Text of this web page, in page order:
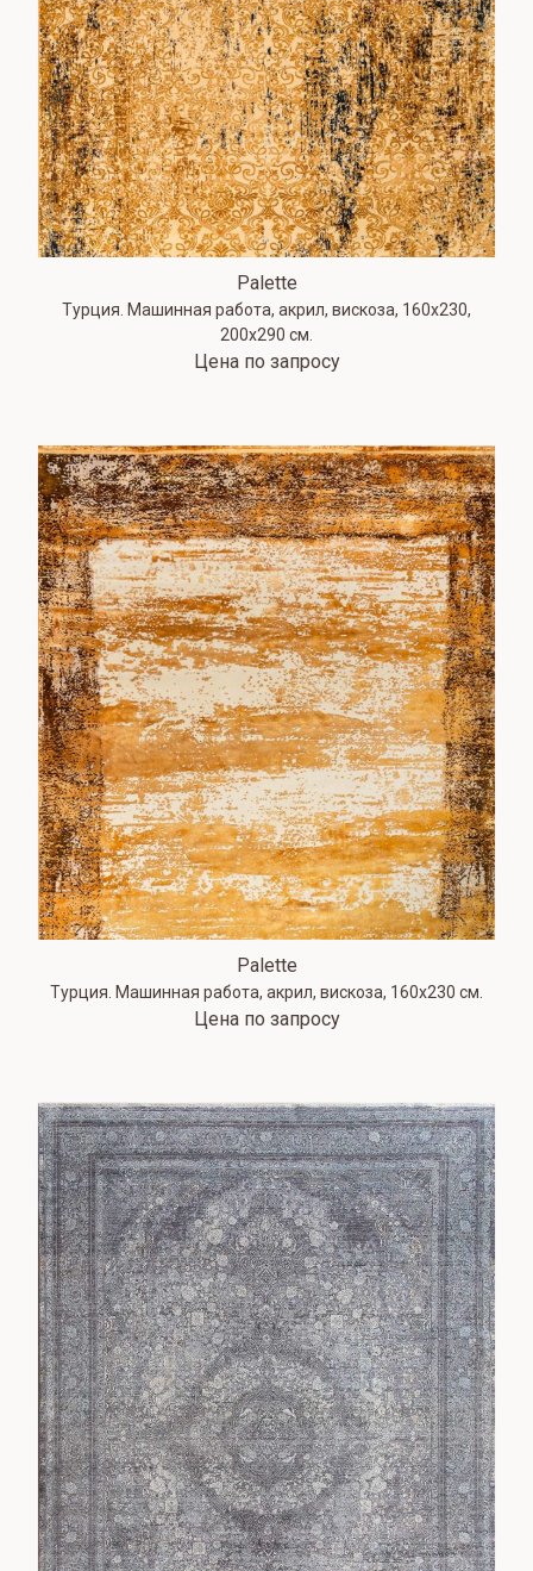
Palette
Турция. Машинная работа, акрил, вискоза, 160х230,
200х290 см.
Цена по запросу
Palette
Турция. Машинная работа, акрил, вискоза, 160х230 см.
Цена по запросу